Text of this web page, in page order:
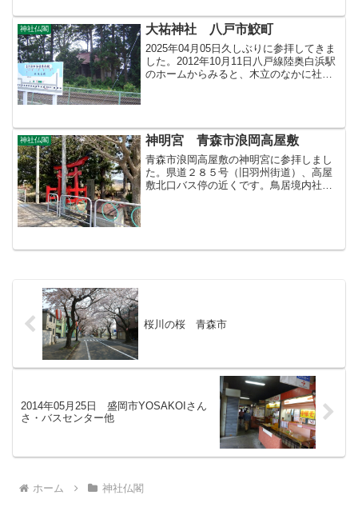
神社仏閣 大祐神社 八戸市鮫町
2025年04月05日久しぶりに参拝してきま
した。2012年10月11日八戸線陸奥白浜駅
のホームからみると、木立のなかに社殿
す。大祐神社...
神社仏閣 神明宮 青森市浪岡高屋敷
青森市浪岡高屋敷の神明宮に参拝しまし
た。県道２８５号（旧羽州街道）、高屋
敷北口バス停の近くです。鳥居境内社殿
桜川の桜 青森市
2014年05月25日 盛岡市YOSAKOIさん
さ・バスセンター他
ホーム 神社仏閣